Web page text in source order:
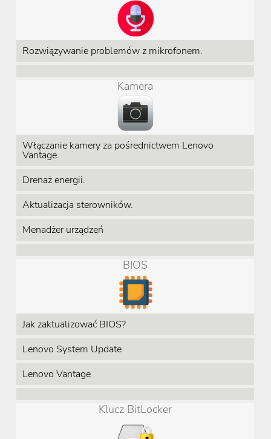
Rozwiązywanie problemów z mikrofonem.
Kamera
Włączanie kamery za pośrednictwem Lenovo
Vantage.
Drenaż energii.
Aktualizacja sterowników.
Menadżer urządzeń
BIOS
Jak zaktualizować BIOS?
Lenovo System Update
Lenovo Vantage
Klucz BitLocker